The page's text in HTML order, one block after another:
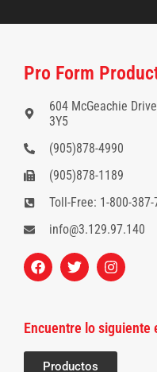
Pro Form
604 McGeachie
3Y5
(905)878-4990
(905)878-1189
Toll-Free: 1-800-387-
info@3.129.97.140
Encuentre lo siguiente
Productos